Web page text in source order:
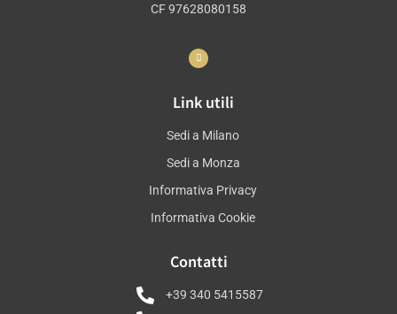
CF 97628080158
Link utili
Sedi a Milano
Sedi a Monza
Informativa Privacy
Informativa Cookie
Contatti
+39 340 5415587